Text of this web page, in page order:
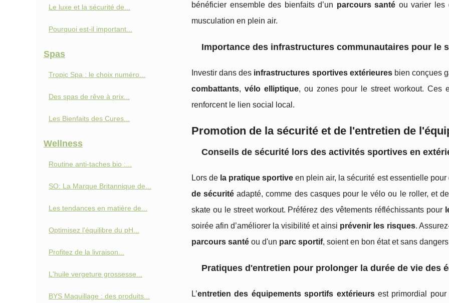
bénéficier ensemble des bienfaits d’un parcours santé ou varier les
musculation en plein air.
Importance des infrastructures communautaires pour le
Investir dans des infrastructures sportives extérieuresbien conçues
combattants, vélo elliptique, ou zones pour le street workout. Ces
renforcent le lien social local.
Promotion de la sécurité et de l'entretien de
Conseils de sécurité lors des activités sportives en
Lors de la pratique sportive en plein air, la sécurité est essentielle
de sécurité adapté, comme des casques pour le vélo ou le roller, et
skate ou le street workout. Préférez des vêtements réfléchissants pour
soirée afin d’améliorer la visibilité et ainsi prévenir les risques.
parcours santé ou d'un parc sportif, soient en bon état et sans
Pratiques d'entretien pour prolonger la durée de vie des
L’entretien des équipements sportifs extérieursest primordial pour
Le luxe et la sécurité de...
Pourquoi est-il important...
Spas
Tropic Spa : le choix numéro...
Des spas de rêve à prix...
Les Bienfaits des Cures...
Wellness
Routine anti‑taches bio :...
SO: La Marque Britannique de...
Les tendances en matière de...
Optimisez l'équilibre du pH...
Profitez de la livraison...
L'huile vergeture grossesse...
BYS Maquillage : des produits...